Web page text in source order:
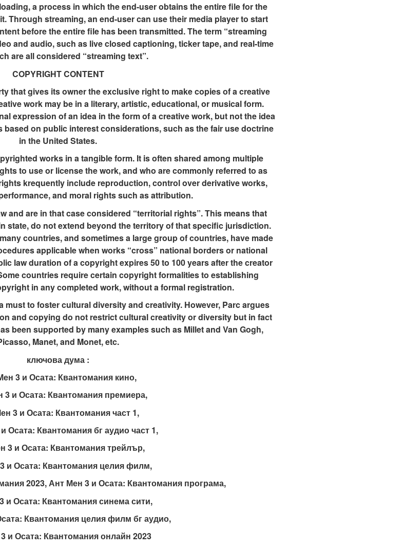
a process in which the end-user obtains the entire file for the
Through streaming, an end-user can use their media player to start
before the entire file has been transmitted. The term “streaming
and audio, such as live closed captioning, ticker tape, and real-time
are all considered “streaming text”.
COPYRIGHT CONTENT
that gives its owner the exclusive right to make copies of a creative
work may be in a literary, artistic, educational, or musical form.
expression of an idea in the form of a creative work, but not the idea
on public interest considerations, such as the fair use doctrine
in the United States.
works in a tangible form. It is often shared among multiple
to use or license the work, and who are commonly referred to as
krequently include reproduction, control over derivative works,
and moral rights such as attribution.
and are in that case considered “territorial rights”. This means that
state, do not extend beyond the territory of that specific jurisdiction.
countries, and sometimes a large group of countries, have made
applicable when works “cross” national borders or national
law duration of a copyright expires 50 to 100 years after the creator
countries require certain copyright formalities to establishing
in any completed work, without a formal registration.
must to foster cultural diversity and creativity. However, Parc argues
and copying do not restrict cultural creativity or diversity but in fact
been supported by many examples such as Millet and Van Gogh,
Manet, and Monet, etc.
ключова дума :
3 и Осата: Квантомания кино,
3 и Осата: Квантомания премиера,
3 и Осата: Квантомания част 1,
Осата: Квантомания бг аудио част 1,
3 и Осата: Квантомания трейлър,
и Осата: Квантомания целия филм,
2023, Ант Мен 3 и Осата: Квантомания програма,
и Осата: Квантомания синема сити,
Квантомания целия филм бг аудио,
и Осата: Квантомания онлайн 2023